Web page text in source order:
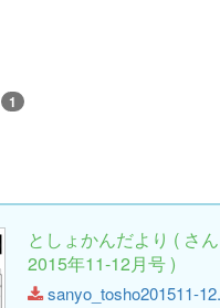
1
としょかんだより ( さ
2015年11-12月号 )
sanyo_tosho201511-